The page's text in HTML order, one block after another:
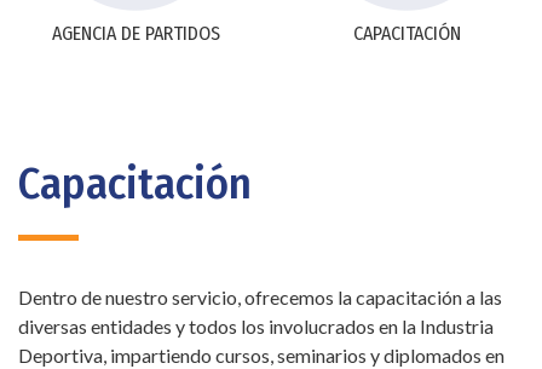
AGENCIA DE PARTIDOS CAPACITACIÓN
Capacitación
Dentro de nuestro servicio, ofrecemos la capacitación a las
diversas entidades y todos los involucrados en la Industria
Deportiva, impartiendo cursos, seminarios y diplomados en